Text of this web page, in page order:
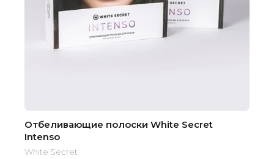
Отбеливающие полоски White Secret
Intenso
White Secret